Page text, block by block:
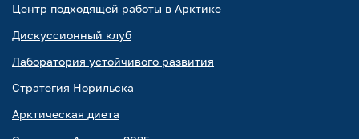
Центр подходящей работы в Арктике
Дискуссионный клуб
Лаборатория устойчивого развития
Стратегия Норильска
Арктическая диета